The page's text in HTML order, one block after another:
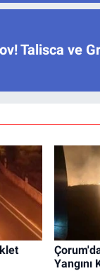
Talisca ve
Yangını